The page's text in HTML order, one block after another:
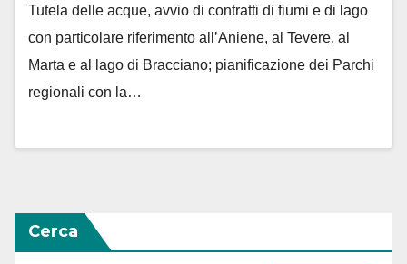
Tutela delle acque, avvio di contratti di fiumi e di lago
con particolare riferimento all’Aniene, al Tevere, al
Marta e al lago di Bracciano; pianificazione dei Parchi
regionali con la…
Cerca